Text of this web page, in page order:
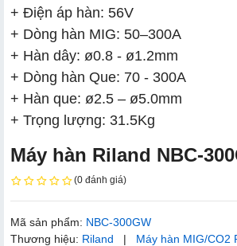
+ Điện áp hàn: 56V
+ Dòng hàn MIG: 50–300A
+ Hàn dây: ø0.8 - ø1.2mm
+ Dòng hàn Que: 70 - 300A
+ Hàn que: ø2.5 – ø5.0mm
+ Trọng lượng: 31.5Kg
Máy hàn Riland NBC-
(0 đánh giá)
Mã sản phẩm: NBC-300GW
Thương hiệu: Riland | Máy hàn MIG/CO2